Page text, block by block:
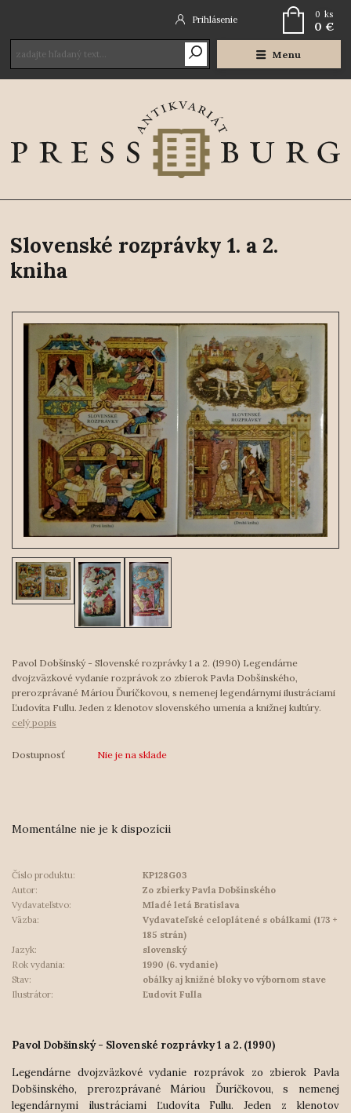
Menu
Prihlásenie 0 ks
0 €
Slovenské rozprávky 1. a 2.
kniha
Pavol Dobšinský - Slovenské rozprávky 1 a 2. (1990) Legendárne
dvojzväzkové vydanie rozprávok zo zbierok Pavla Dobšinského,
prerozprávané Máriou Ďuríčkovou, s nemenej legendárnymi ilustráciami
Ľudovíta Fullu. Jeden z klenotov slovenského umenia a knižnej kultúry.
celý popis
Dostupnosť Nie je na sklade
Momentálne nie je k dispozícii
Číslo produktu:
KP128G03
Autor:
Zo zbierky Pavla Dobšinského
Vydavateľstvo:
Mladé letá Bratislava
Väzba:
Vydavateľské celoplátené s obálkami (173 +
185 strán)
Jazyk:
slovenský
Rok vydania:
1990 (6. vydanie)
Stav:
obálky aj knižné bloky vo výbornom stave
Ilustrátor:
Ľudovít Fulla
Pavol Dobšinský - Slovenské rozprávky 1 a 2. (1990)
Legendárne dvojzväzkové vydanie rozprávok zo zbierok Pavla
Dobšinského, prerozprávané Máriou Ďuríčkovou, s nemenej
legendárnymi ilustráciami Ľudovíta Fullu. Jeden z klenotov